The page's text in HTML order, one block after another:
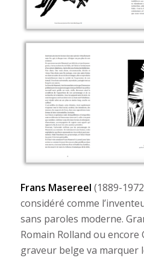
Frans Masereel (1889-
considéré comme
sans paroles moderne.
Romain Rolland ou encore
graveur belge va marquer